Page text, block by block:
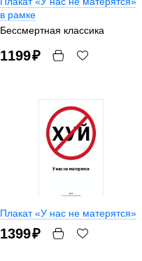
в рамке
Бессмертная классика
1199₽
Плакат «У нас не матерятся»
1399₽